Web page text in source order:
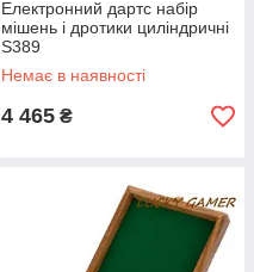
Електронний дартс набір
мішень і дротики циліндричні
S389
Немає в наявності
4 465 ₴